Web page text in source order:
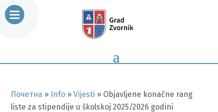
Почетна » Info »Vijesti » Objavljene konačne rang
liste za stipendije u školskoj 2025/2026 godini